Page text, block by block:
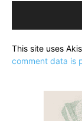
This site uses
comment data is